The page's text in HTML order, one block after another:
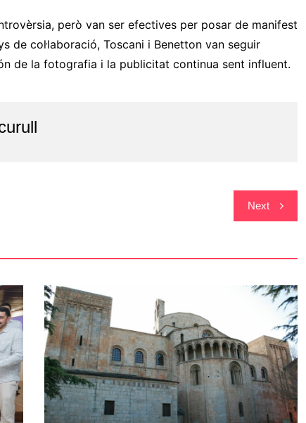
però van ser efectives per posar de manifest
de col·laboració, Toscani i Benetton van seguir
de la fotografia i la publicitat continua sent influent.
Next